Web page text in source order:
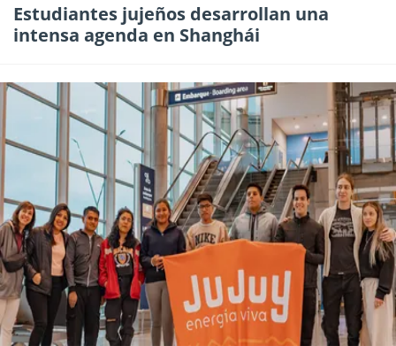
Estudiantes jujeños desarrollan una
intensa agenda en Shanghái